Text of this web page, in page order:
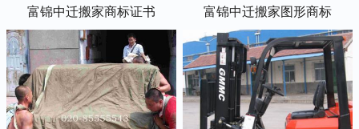
富锦中迁搬家商标证书 富锦中迁搬家图形商标